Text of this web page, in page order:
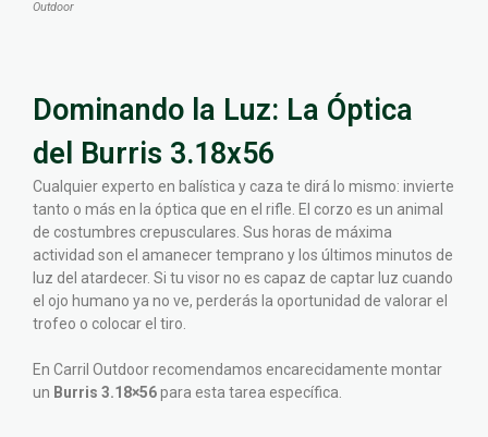
Outdoor
Dominando la Luz: La Óptica
del Burris 3.18x56
Cualquier experto en balística y caza te dirá lo mismo: invierte
tanto o más en la óptica que en el rifle. El corzo es un animal
de costumbres crepusculares. Sus horas de máxima
actividad son el amanecer temprano y los últimos minutos de
luz del atardecer. Si tu visor no es capaz de captar luz cuando
el ojo humano ya no ve, perderás la oportunidad de valorar el
trofeo o colocar el tiro.
En Carril Outdoor recomendamos encarecidamente montar
un Burris 3.18×56para esta tarea específica.